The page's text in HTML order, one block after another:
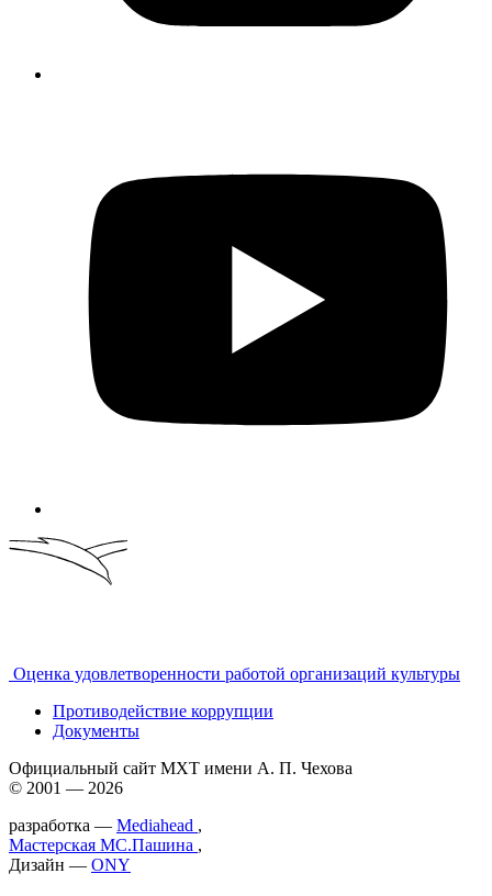
Оценка удовлетворенности работой организаций культуры
Противодействие коррупции
Документы
Официальный сайт МХТ имени А. П. Чехова
© 2001 — 2026
разработка — Mediahead ,
Мастерская МС.Пашина ,
Дизайн — ONY